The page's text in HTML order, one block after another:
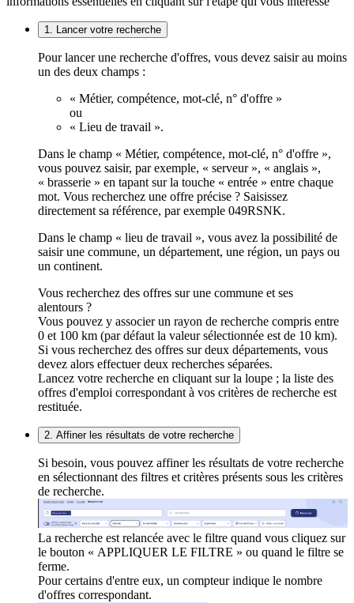
1. Lancer votre recherche
Pour lancer une recherche d'offres, vous devez saisir au moins
un des deux champs :
« Métier, compétence, mot-clé, n° d'offre »
ou
« Lieu de travail ».
Dans le champ « Métier, compétence, mot-clé, n° d'offre »,
vous pouvez saisir, par exemple, « serveur », « anglais »,
« brasserie » en tapant sur la touche « entrée » entre chaque
mot. Vous recherchez une offre précise ? Saisissez
directement sa référence, par exemple 049RSNK.
Dans le champ « lieu de travail », vous avez la possibilité de
saisir une commune, un département, une région, un pays ou
un continent.
Vous recherchez des offres sur une commune et ses
alentours ?
Vous pouvez y associer un rayon de recherche compris entre
0 et 100 km (par défaut la valeur sélectionnée est de 10 km).
Si vous recherchez des offres sur deux départements, vous
devez alors effectuer deux recherches séparées.
Lancez votre recherche en cliquant sur la loupe ; la liste des
offres d'emploi correspondant à vos critères de recherche est
restituée.
2. Affiner les résultats de votre recherche
Si besoin, vous pouvez affiner les résultats de votre recherche
en sélectionnant des filtres et critères présents sous les critères
de recherche.
La recherche est relancée avec le filtre quand vous cliquez sur
le bouton « APPLIQUER LE FILTRE » ou quand le filtre se
ferme.
Pour certains d'entre eux, un compteur indique le nombre
d'offres correspondant.